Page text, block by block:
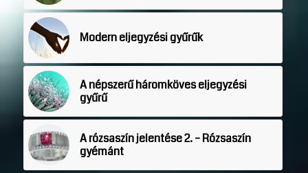
Modern eljegyzési gyűrűk
A népszerű háromköves eljegyzési
gyűrű
A rózsaszín jelentése 2. – Rózsaszín
gyémánt